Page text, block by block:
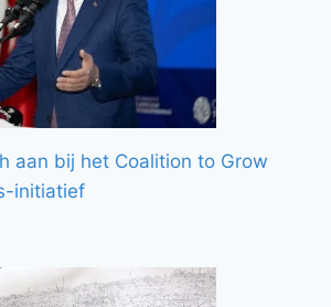
aan bij het Coalition to Grow
initiatief